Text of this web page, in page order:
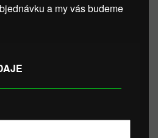
a my vás budeme